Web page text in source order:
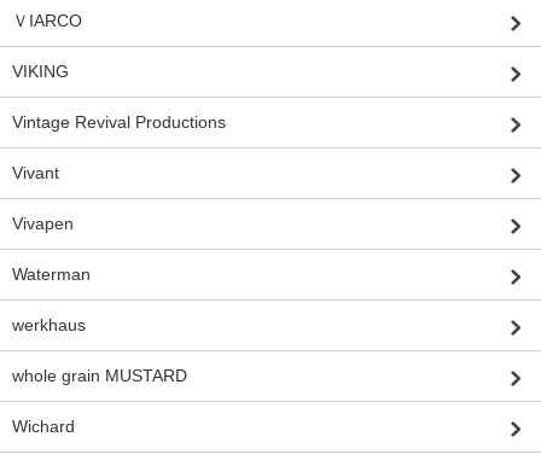
ＶIARCO
VIKING
Vintage Revival Productions
Vivant
Vivapen
Waterman
werkhaus
whole grain MUSTARD
Wichard